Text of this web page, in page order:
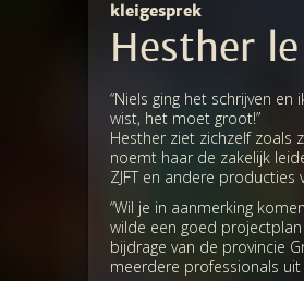
kleigesprek
Hesther
“Niels ging het schrijven en
wist, het moet groot!”
Hesther ziet zichzelf zoals
noemt haar de zakelijk
ZJFT en andere producties
“Wil je in aanmerking
wilde een goed
bijdrage van de provincie
meerdere professionals uit